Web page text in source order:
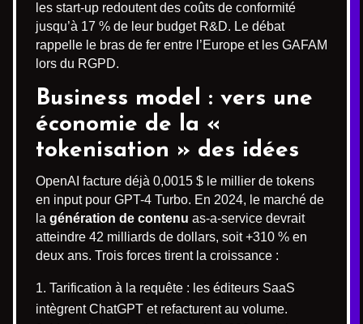
les start-up redoutent des coûts de conformité
jusqu’à 17 % de leur budget R&D. Le débat
rappelle le bras de fer entre l’Europe et les GAFAM
lors du RGPD.
Business model : vers une
économie de la «
tokenisation » des idées
OpenAI facture déjà 0,0015 $ le millier de tokens
en input pour GPT-4 Turbo. En 2024, le marché de
la génération de contenu as-a-service devrait
atteindre 42 milliards de dollars, soit +310 % en
deux ans. Trois forces tirent la croissance :
Tarification à la requête : les éditeurs SaaS
intègrent ChatGPT et refacturent au volume.